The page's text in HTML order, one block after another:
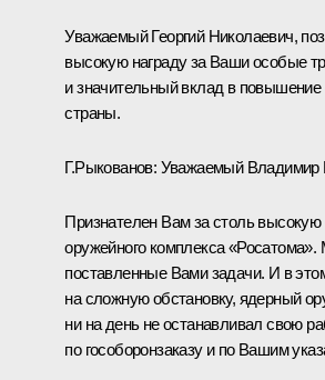
Уважаемый Георгий Николаевич,
высокую награду за Ваши особые
и значительный вклад в повышение
страны.
Г.Рыкованов: Уважаемый Владимир
Признателен Вам за столь высокую
оружейного комплекса
поставленные Вами задачи. И в
на сложную обстановку, ядерный
ни на день не останавливал свою
по гособоронзаказу и по Вашим